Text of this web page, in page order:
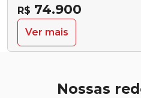
R$ 74.900
Ver mais
Nossas